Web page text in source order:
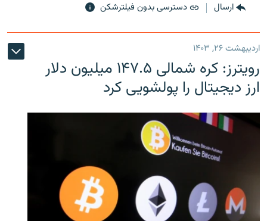
ارسال دسترسی بدون فیلترشکن
اردیبهشت ۲۶, ۱۴۰۳
رویترز: کره شمالی ۱۴۷.۵ میلیون دلار
ارز دیجیتال را پولشویی کرد